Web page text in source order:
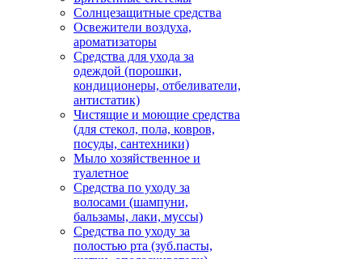
Солнцезащитные средства
Освежители воздуха,
ароматизаторы
Средства для ухода за
одеждой (порошки,
кондиционеры, отбеливатели,
антистатик)
Чистящие и моющие средства
(для стекол, пола, ковров,
посуды, сантехники)
Мыло хозяйственное и
туалетное
Средства по уходу за
волосами (шампуни,
бальзамы, лаки, муссы)
Средства по уходу за
полостью рта (зуб.пасты,